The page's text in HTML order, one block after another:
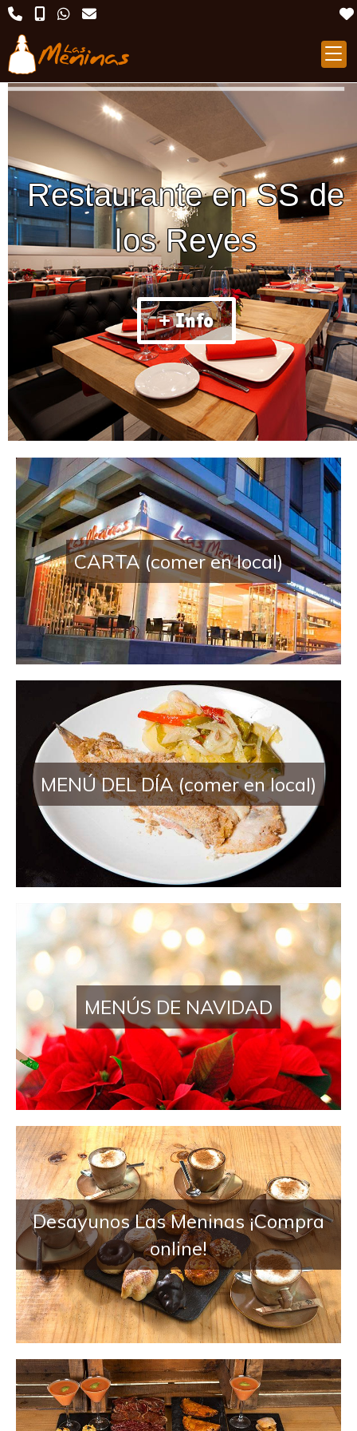
Restaurante en SS de
los Reyes
+ Info
Restaurante en San
CARTA (comer en local)
MENÚ DEL DÍA (comer en local)
MENÚS DE NAVIDAD
Desayunos Las Meninas ¡Compra
online!